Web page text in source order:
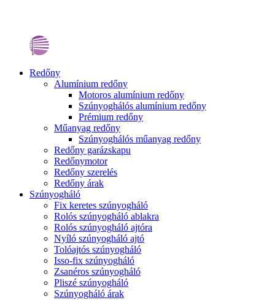
Redőny
Alumínium redőny
Motoros alumínium redőny
Szúnyoghálós alumínium redőny
Prémium redőny
Műanyag redőny
Szúnyoghálós műanyag redőny
Redőny garázskapu
Redőnymotor
Redőny szerelés
Redőny árak
Szúnyogháló
Fix keretes szúnyogháló
Rolós szúnyogháló ablakra
Rolós szúnyogháló ajtóra
Nyíló szúnyogháló ajtó
Tolóajtós szúnyogháló
Isso-fix szúnyogháló
Zsanéros szúnyogháló
Pliszé szúnyogháló
Szúnyogháló árak